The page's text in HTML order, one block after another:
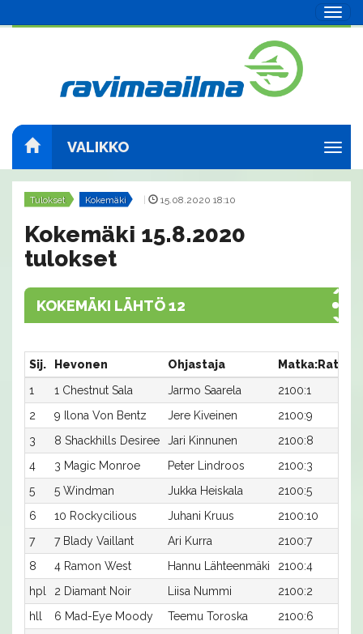
VALIKKO
Tulokset Kokemäki 15.08.2020 18:10
Kokemäki 15.8.2020
tulokset
KOKEMÄKI LÄHTÖ 12
Sij. Hevonen Ohjastaja Matka:Rata
1
1 Chestnut Sala Jarmo Saarela 2100:1
2
9 Ilona Von Bentz Jere Kiveinen 2100:9
3
8 Shackhills Desiree Jari Kinnunen 2100:8
4
3 Magic Monroe Peter Lindroos 2100:3
5
5 Windman Jukka Heiskala 2100:5
6
10 Rockycilious Juhani Kruus 2100:10
7
7 Blady Vaillant Ari Kurra 2100:7
8
4 Ramon West Hannu Lähteenmäki 2100:4
hpl
2 Diamant Noir Liisa Nummi 2100:2
hll
6 Mad-Eye Moody Teemu Toroska 2100:6